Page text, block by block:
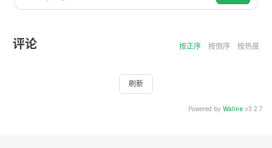
评论 按正序 按倒序 按热度
刷新
Powered by Waline v3.2.7